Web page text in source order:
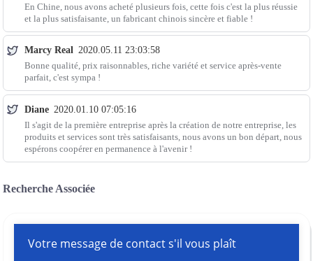
En Chine, nous avons acheté plusieurs fois, cette fois c'est la plus réussie
et la plus satisfaisante, un fabricant chinois sincère et fiable !
Marcy Real 2020.05.11 23:03:58
Bonne qualité, prix raisonnables, riche variété et service après-vente
parfait, c'est sympa !
Diane 2020.01.10 07:05:16
Il s'agit de la première entreprise après la création de notre entreprise, les
produits et services sont très satisfaisants, nous avons un bon départ, nous
espérons coopérer en permanence à l'avenir !
Recherche Associée
Votre message de contact s'il vous plaît